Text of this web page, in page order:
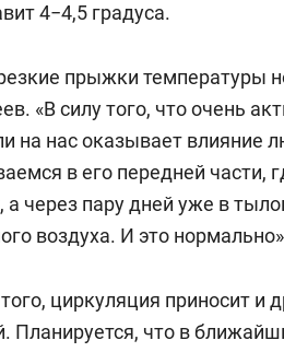
4−4,5 градуса.
прыжки температуры
«В силу того, что очень
на нас оказывает влияние
в его передней части,
а через пару дней уже в
воздуха. И это
циркуляция приносит и
Планируется, что в